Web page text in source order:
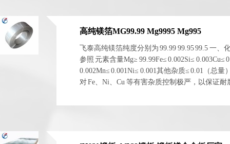
高纯镁箔MG99.99 Mg9995 Mg995
飞泰高纯镁箔纯度分别为 99.99 99.95 99.5 一、
参照 元素含量Mg≥ 99.99Fe≤ 0.002Si≤ 0.003Cu≤
0.002Mn≤ 0.001Ni≤ 0.001其他杂质≤ 0.01（总量
对 Fe、Ni、Cu 等有害杂质控制极严，以保证耐